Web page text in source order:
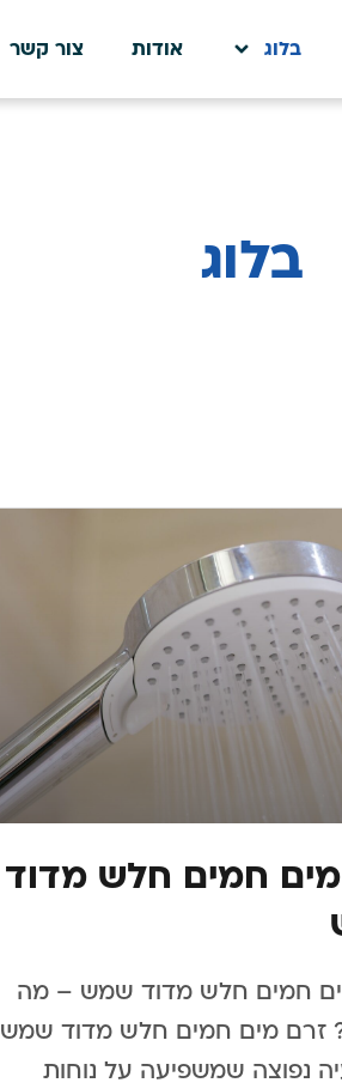
בלוג אודות צור קשר
בלוג
חמים חלש מדוד
חמים חלש מדוד שמש – מה
זרם מים חמים חלש מדוד שמש
נפוצה שמשפיעה על נוחות